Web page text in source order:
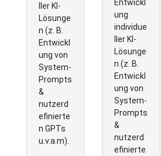
ller KI-
Lösunge
n (z. B.
Entwickl
ung von
System-
Prompts
&
nutzerd
efinierte
n GPTs
u.v.a.m).
Entwickl
ung
individue
ller KI-
Lösunge
n (z. B.
Entwickl
ung von
System-
Prompts
&
nutzerd
efinierte